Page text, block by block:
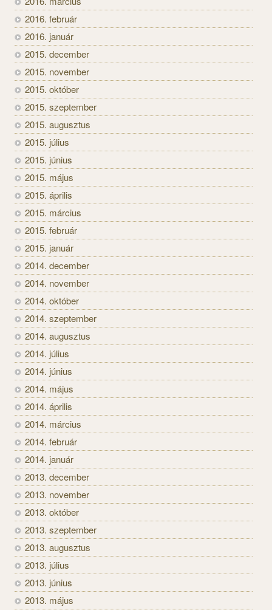
2016. február
2016. január
2015. december
2015. november
2015. október
2015. szeptember
2015. augusztus
2015. július
2015. június
2015. május
2015. április
2015. március
2015. február
2015. január
2014. december
2014. november
2014. október
2014. szeptember
2014. augusztus
2014. július
2014. június
2014. május
2014. április
2014. március
2014. február
2014. január
2013. december
2013. november
2013. október
2013. szeptember
2013. augusztus
2013. július
2013. június
2013. május